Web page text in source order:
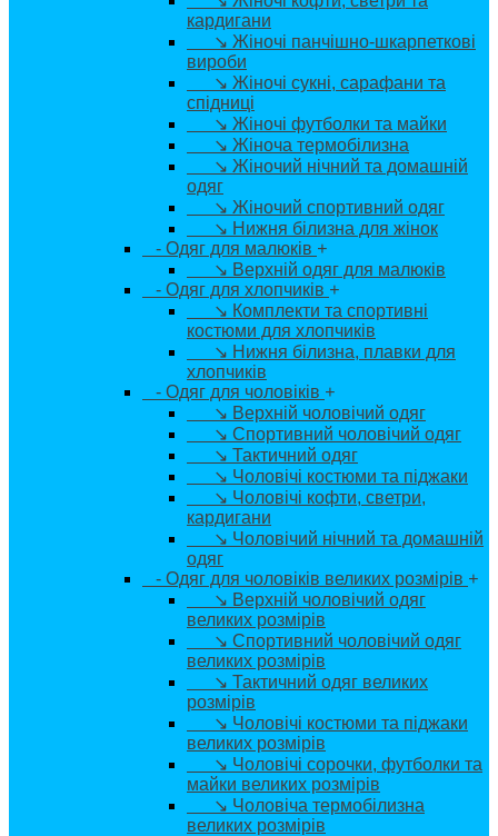
кардигани
↘ Жіночі панчішно-шкарпеткові
вироби
↘ Жіночі сукні, сарафани та
спідниці
↘ Жіночі футболки та майки
↘ Жіноча термобілизна
↘ Жіночий нічний та домашній
одяг
↘ Жіночий спортивний одяг
↘ Нижня білизна для жінок
- Одяг для малюків +
↘ Верхній одяг для малюків
- Одяг для хлопчиків +
↘ Комплекти та спортивні
костюми для хлопчиків
↘ Нижня білизна, плавки для
хлопчиків
- Одяг для чоловіків +
↘ Верхній чоловічий одяг
↘ Спортивний чоловічий одяг
↘ Тактичний одяг
↘ Чоловічі костюми та піджаки
↘ Чоловічі кофти, светри,
кардигани
↘ Чоловічий нічний та домашній
одяг
- Одяг для чоловіків великих розмірів +
↘ Верхній чоловічий одяг
великих розмірів
↘ Спортивний чоловічий одяг
великих розмірів
↘ Тактичний одяг великих
розмірів
↘ Чоловічі костюми та піджаки
великих розмірів
↘ Чоловічі сорочки, футболки та
майки великих розмірів
↘ Чоловіча термобілизна
великих розмірів